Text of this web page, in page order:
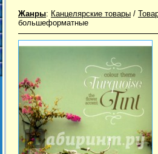
Жанры: Канцелярские товары /
большеформатные